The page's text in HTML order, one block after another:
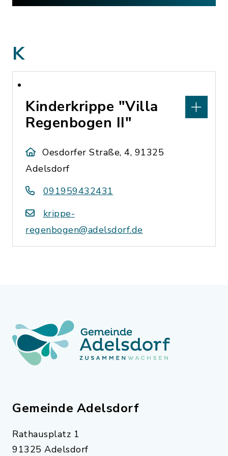
K
Kinderkrippe "Villa
Regenbogen II"
Oesdorfer Straße, 4, 91325
Adelsdorf
091959432431
krippe-
regenbogen@adelsdorf.de
Gemeinde Adelsdorf
Rathausplatz 1
91325 Adelsdorf